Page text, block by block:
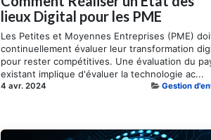
lieux Digital pour les PME
Les Petites et Moyennes Entreprises (PME)
continuellement évaluer leur transformation
pour rester compétitives. Une évaluation du
existant implique d'évaluer la technologie ac...
4 avr. 2024 Gestion